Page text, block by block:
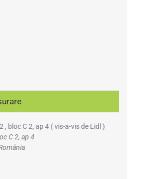
, bloc C 2, ap 4 ( vis-a-vis de Lidl )
C 2, ap 4